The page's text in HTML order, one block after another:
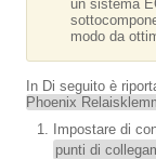
un sistema
modo da
In Di seguito è
Phoenix
Impostare di
punti di